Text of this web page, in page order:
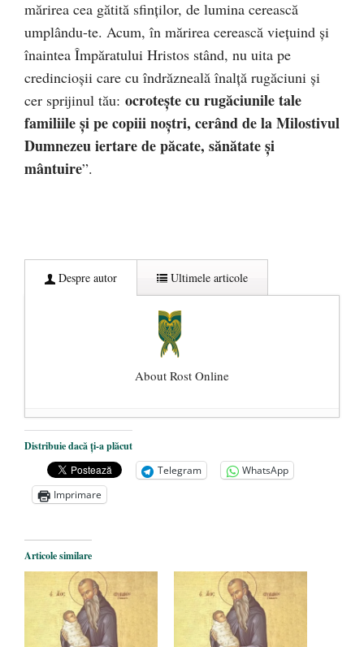
mărirea cea gătită sfinţilor, de lumina cerească
umplându-te. Acum, în mărirea cerească vieţuind şi
înaintea Împăratului Hristos stând, nu uita pe
credincioşii care cu îndrăzneală înalţă rugăciuni şi
cer sprijinul tău: ocroteşte cu rugăciunile tale
familiile şi pe copiii noştri, cerând de la Milostivul
Dumnezeu iertare de păcate, sănătate şi
mântuire”.
Despre autor Ultimele articole
About Rost Online
Dezvăluiri cutremurătoare despre
președintele Ucrainei, Volodymyr
Zelensky
- 13 mai 2026
Statul care servește Națiunea
Legea Vexler produce efecte. Bustul
poetului Octavian Goga, înlăturat din Iași
- 16 aprilie 2026
Distribuie dacă ți-a plăcut
Telegram
WhatsApp
Imprimare
Articole similare